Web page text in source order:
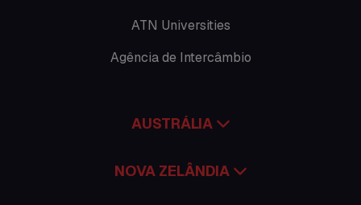
Time Lapses
ATN Universities
Agência de Intercâmbio
AUSTRÁLIA
NOVA ZELÂNDIA